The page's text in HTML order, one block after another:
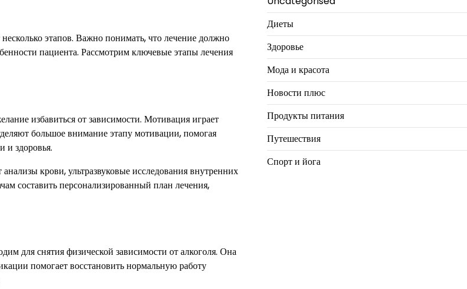
этапов. Важно понимать, что лечение должно
пациента. Рассмотрим ключевые этапы лечения
избавиться от зависимости. Мотивация играет
большое внимание этапу мотивации, помогая
и здоровья.
крови, ультразвуковые исследования внутренних
составить персонализированный план лечения,
для снятия физической зависимости от алкоголя. Она
помогает восстановить нормальную работу
Диеты
Здоровье
Мода и красота
Новости плюс
Продукты питания
Путешествия
Спорт и йога